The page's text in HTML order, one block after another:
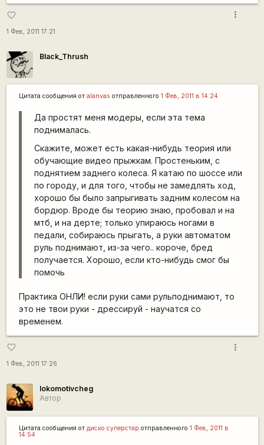
favorite_border
1 Фев, 2011 17:21
more_vert
Black_Thrush
Цитата сообщения от alanvas отправленного 1 Фев, 2011 в 14:24
Да простят меня модеры, если эта тема
поднималась.
Скажите, может есть какая-нибудь теория или
обучающие видео прыжкам. Простеньким, с
поднятием заднего колеса. Я катаю по шоссе или
по городу, и для того, чтобы не замедлять ход,
хорошо бы было запрыгивать задним колесом на
бордюр. Вроде бы теорию знаю, пробовал и на
мтб, и на дерте; только упираюсь ногами в
педали, собираюсь прыгать, а руки автоматом
руль поднимают, из-за чего.. короче, бред
получается. Хорошо, если кто-нибудь смог бы
помочь
Практика ОНЛИ! если руки сами рульподнимают, то
это не твои руки - дрессируй - научатся со
временем.
favorite_border
1 Фев, 2011 17:26
more_vert
lokomotivcheg
Автор
Цитата сообщения от диско суперстар отправленного 1 Фев, 2011 в
14:54